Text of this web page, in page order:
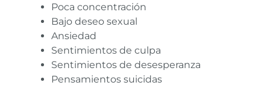
Poca concentración
Bajo deseo sexual
Ansiedad
Sentimientos de culpa
Sentimientos de desesperanza
Pensamientos suicidas